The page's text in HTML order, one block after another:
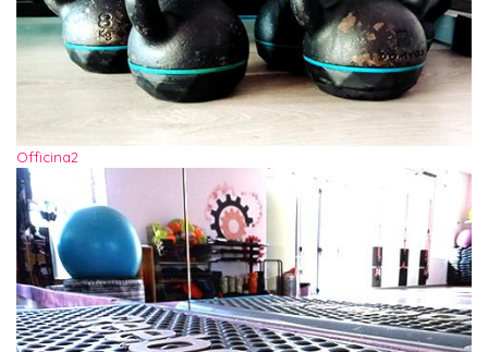
Officina2